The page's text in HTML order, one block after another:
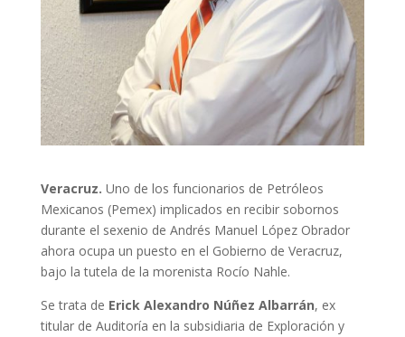
Veracruz. Uno de los funcionarios de Petróleos
Mexicanos (Pemex) implicados en recibir sobornos
durante el sexenio de Andrés Manuel López Obrador
ahora ocupa un puesto en el Gobierno de Veracruz,
bajo la tutela de la morenista Rocío Nahle.
Se trata de Erick Alexandro Núñez Albarrán, ex
titular de Auditoría en la subsidiaria de Exploración y